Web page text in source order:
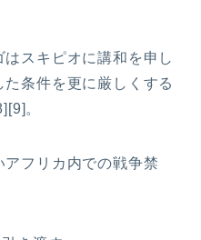
スキピオに講和を申し
条件を更に厳しくする
。
フリカ内での戦争禁